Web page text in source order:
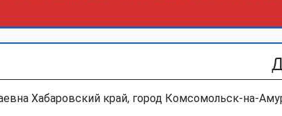
Хабаровский край, город Комсомольск-на-